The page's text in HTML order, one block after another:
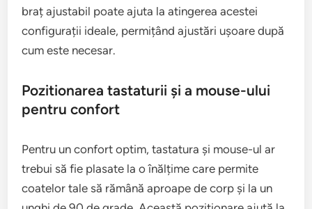
braț ajustabil poate ajuta la atingerea acestei
configurații ideale, permițând ajustări ușoare după
cum este necesar.
Pozitionarea tastaturii și a mouse-ului
pentru confort
Pentru un confort optim, tastatura și mouse-ul ar
trebui să fie plasate la o înălțime care permite
coatelor tale să rămână aproape de corp și la un